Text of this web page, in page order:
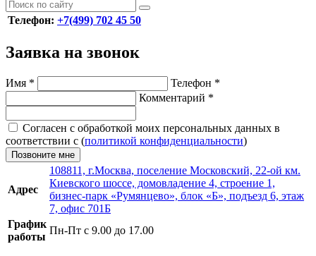
Телефон: +7(499) 702 45 50
Заявка на звонок
Имя * Телефон *
Комментарий *
Согласен с обработкой моих персональных данных в
соответствии с (политикой конфиденциальности)
Позвоните мне
Адрес
108811, г.Москва, поселение Московский, 22-ой км.
Киевского шоссе, домовладение 4, строение 1,
бизнес-парк «Румянцево», блок «Б», подъезд 6, этаж
7, офис 701Б
График
работы
Пн-Пт с 9.00 до 17.00